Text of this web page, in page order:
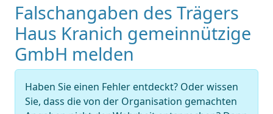
Falschangaben des Trägers
Haus Kranich gemeinnützige
GmbH melden
Haben Sie einen Fehler entdeckt? Oder wissen
Sie, dass die von der Organisation gemachten